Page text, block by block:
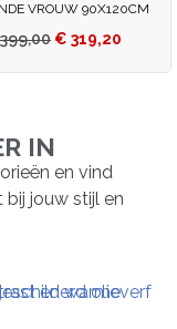
VROUW 90X120CM
€ 319,20
IN
en vind
jouw stijl en